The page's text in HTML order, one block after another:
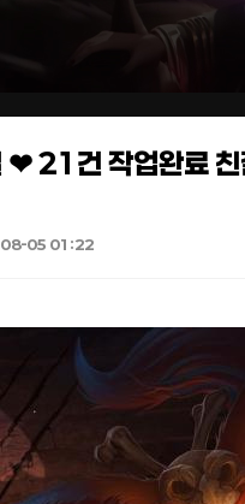
건 작업완료 친
05 01:22